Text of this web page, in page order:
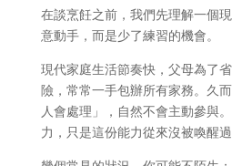
在談烹飪之前，我們先理解一個
意動手，而是少了練習的機會。
現代家庭生活節奏快，父母為了
險，常常一手包辦所有家務。久
人會處理」，自然不會主動參與
力，只是這份能力從來沒被喚醒過